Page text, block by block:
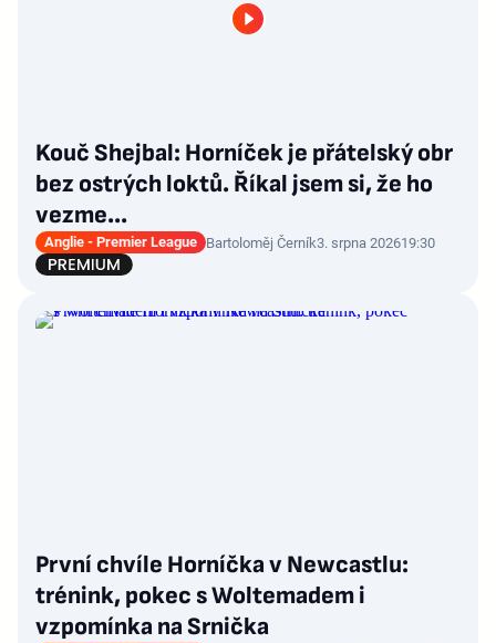
Kouč Shejbal: Horníček je přátelský obr
bez ostrých loktů. Říkal jsem si, že ho
vezme...
Anglie - Premier League Bartoloměj Černík3. srpna 202619:30
První chvíle Horníčka v Newcastlu:
trénink, pokec s Woltemadem i
vzpomínka na Srnička